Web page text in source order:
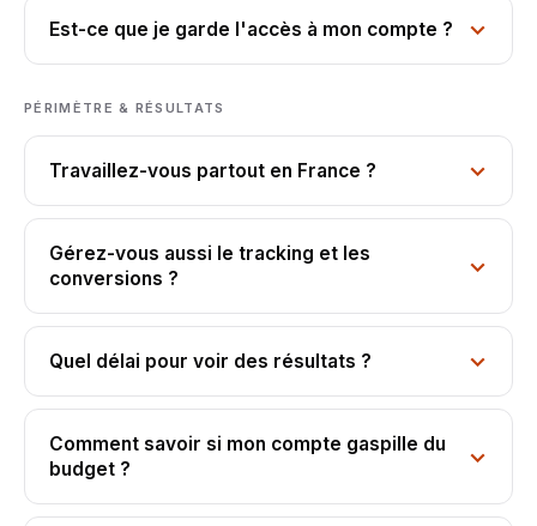
Est-ce que je garde l'accès à mon compte ?
PÉRIMÈTRE & RÉSULTATS
Travaillez-vous partout en France ?
Gérez-vous aussi le tracking et les
conversions ?
Quel délai pour voir des résultats ?
Comment savoir si mon compte gaspille du
budget ?